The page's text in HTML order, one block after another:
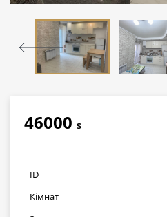
46000 $
1334000грн
ID
Кімнат